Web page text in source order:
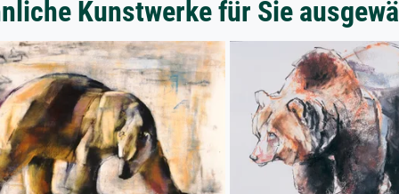
Kunstwerke für Sie